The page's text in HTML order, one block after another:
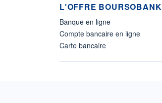
L'OFFRE BOURSOBANK
Banque en ligne
Compte bancaire en ligne
Carte bancaire